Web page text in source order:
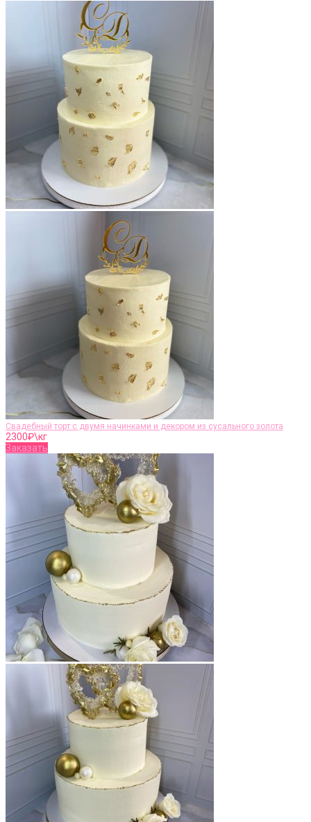
Свадебный торт с двумя начинками и декором из сусального золота
2300₽\кг
Заказать